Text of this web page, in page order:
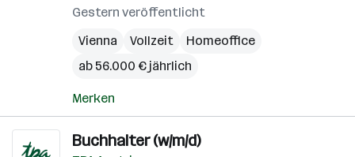
Gestern veröffentlicht
Vienna
Vollzeit
Homeoffice
ab 56.000 € jährlich
Merken
Buchhalter (w/m/d)